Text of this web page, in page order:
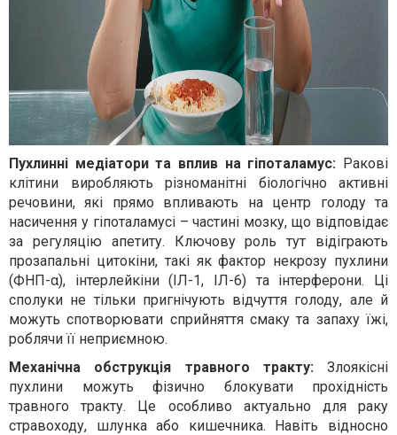
Пухлинні медіатори та вплив на гіпоталамус: Ракові
клітини виробляють різноманітні біологічно активні
речовини, які прямо впливають на центр голоду та
насичення у гіпоталамусі – частині мозку, що відповідає
за регуляцію апетиту. Ключову роль тут відіграють
прозапальні цитокіни, такі як фактор некрозу пухлини
(ФНП-α), інтерлейкіни (ІЛ-1, ІЛ-6) та інтерферони. Ці
сполуки не тільки пригнічують відчуття голоду, але й
можуть спотворювати сприйняття смаку та запаху їжі,
роблячи її неприємною.
Механічна обструкція травного тракту:Злоякісні
пухлини можуть фізично блокувати прохідність
травного тракту. Це особливо актуально для раку
стравоходу, шлунка або кишечника. Навіть відносно